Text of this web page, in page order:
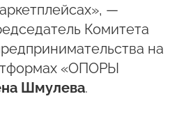
—
Комитета
на
«ОПОРЫ
Шмулева.